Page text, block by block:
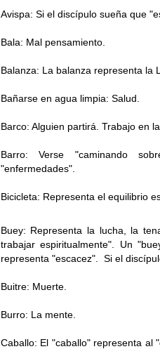
Avispa: Si el discípulo sueña que
Bala: Mal pensamiento.
Balanza: La balanza representa la
Bañarse en agua limpia: Salud.
Barco: Alguien partirá. Trabajo en
Barro: Verse "caminando
"enfermedades".
Bicicleta: Representa el equilibrio
Buey: Representa la lucha, la
trabajar espiritualmente".
​ Un "b
representa "escacez". Si el
Buitre: Muerte.
Burro: La mente.
Caballo: El "caballo" representa al